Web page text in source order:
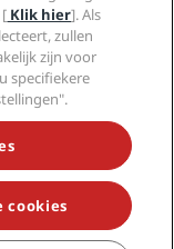
RHG
Blu, Radisson
Country Inn &
Meetings zijn
Klik hier]. Als
zullen
zijn voor
specifiekere
cookies